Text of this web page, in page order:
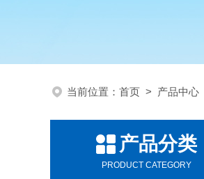
当前位置： 首页 > 产品中心
产品分类
PRODUCT CATEGORY